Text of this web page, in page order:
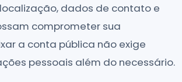
dados de contato e
comprometer sua
a conta pública não exige
pessoais além do necessário.